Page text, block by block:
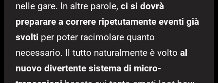
nelle gare. In altre parole, ci si dovrà
preparare a correre ripetutamente eventi già
svolti per poter racimolare quanto
necessario. Il tutto naturalmente è volto al
nuovo divertente sistema di micro-